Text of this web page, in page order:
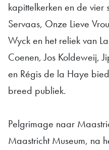
kapittelkerken en de vier
Servaas, Onze Lieve
Wyck en het reliek van
Coenen, Jos Koldeweij,
en Régis de la Haye
breed publiek.
Pelgrimage naar
Maastricht Museum, na